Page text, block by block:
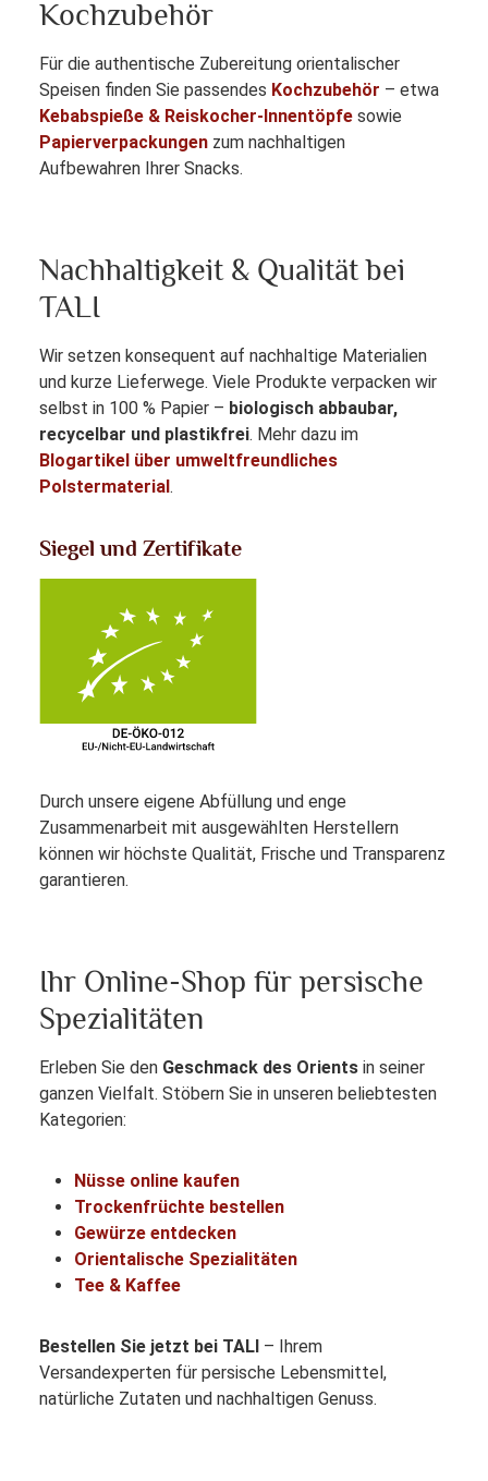
Kochzubehör
Für die authentische Zubereitung orientalischer
Speisen finden Sie passendes Kochzubehör – etwa
Kebabspieße & Reiskocher-Innentöpfe sowie
Papierverpackungen zum nachhaltigen
Aufbewahren Ihrer Snacks.
Nachhaltigkeit & Qualität bei
TALI
Wir setzen konsequent auf nachhaltige Materialien
und kurze Lieferwege. Viele Produkte verpacken wir
selbst in 100 % Papier – biologisch abbaubar,
recycelbar und plastikfrei. Mehr dazu im
Blogartikel über umweltfreundliches
Polstermaterial .
Siegel und Zertifikate
Durch unsere eigene Abfüllung und enge
Zusammenarbeit mit ausgewählten Herstellern
können wir höchste Qualität, Frische und Transparenz
garantieren.
Ihr Online-Shop für persische
Spezialitäten
Erleben Sie den Geschmack des Orients in seiner
ganzen Vielfalt. Stöbern Sie in unseren beliebtesten
Kategorien:
Nüsse online kaufen
Trockenfrüchte bestellen
Gewürze entdecken
Orientalische Spezialitäten
Tee & Kaffee
Bestellen Sie jetzt bei TALI – Ihrem
Versandexperten für persische Lebensmittel,
natürliche Zutaten und nachhaltigen Genuss.